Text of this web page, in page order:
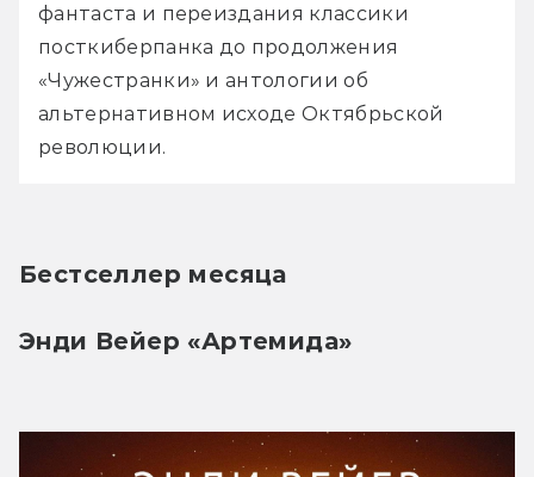
фантаста и переиздания классики
посткиберпанка до продолжения
«Чужестранки» и антологии об
альтернативном исходе Октябрьской
революции.
Бестселлер месяца
Энди Вейер «Артемида»